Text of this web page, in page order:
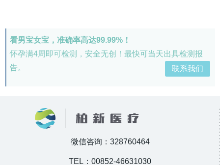
看男宝女宝，准确率高达99.99%！
怀孕满4周即可检测，安全无创！最快可当天出具检测报
告。
联系我们
微信咨询：328760464
TEL：00852-46631030